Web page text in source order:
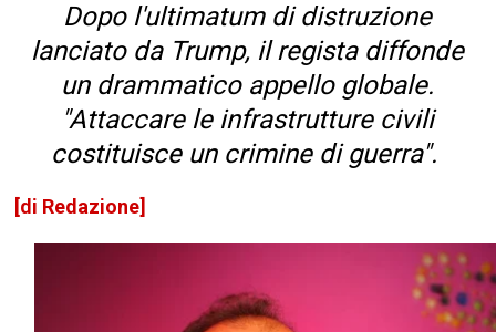
Dopo l'ultimatum di distruzione
lanciato da Trump, il regista diffonde
un drammatico appello globale.
"Attaccare le infrastrutture civili
costituisce un crimine di guerra".
[di Redazione]